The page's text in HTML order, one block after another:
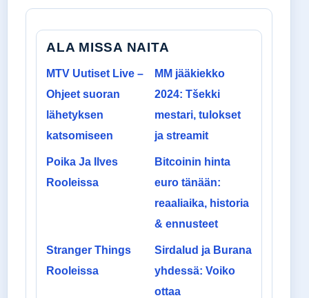
ALA MISSA NAITA
MTV Uutiset Live –
Ohjeet suoran
lähetyksen
katsomiseen
MM jääkiekko
2024: Tšekki
mestari, tulokset
ja streamit
Poika Ja Ilves
Rooleissa
Bitcoinin hinta
euro tänään:
reaaliaika, historia
& ennusteet
Stranger Things
Rooleissa
Sirdalud ja Burana
yhdessä: Voiko
ottaa